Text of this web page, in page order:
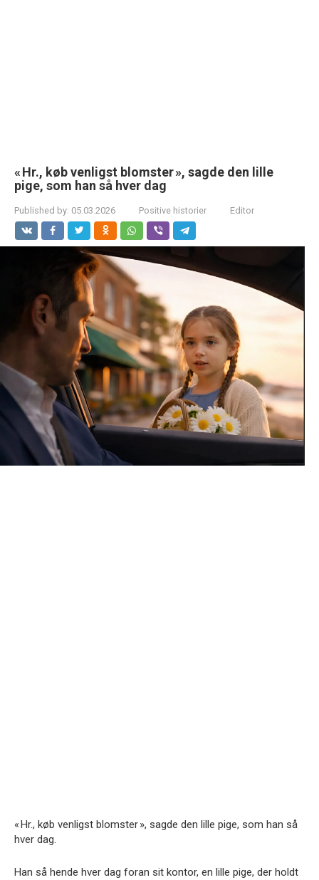
« Hr., køb venligst blomster », sagde den lille
pige, som han så hver dag
Published by: 05.03.2026 Positive historier Editor
« Hr., køb venligst blomster », sagde den lille pige, som han så
hver dag.
Han så hende hver dag foran sit kontor, en lille pige, der holdt